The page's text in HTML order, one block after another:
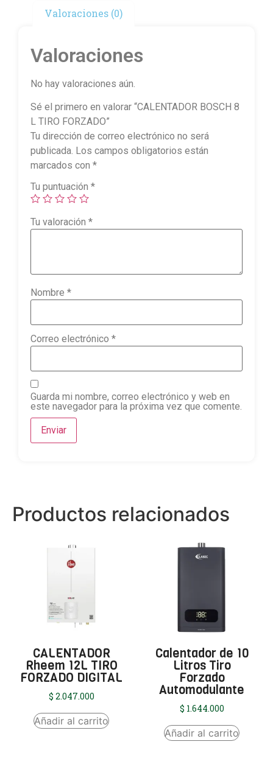
Valoraciones (0)
Valoraciones
No hay valoraciones aún.
Sé el primero en valorar “CALENTADOR BOSCH 8
L TIRO FORZADO”
Tu dirección de correo electrónico no será
publicada. Los campos obligatorios están
marcados con *
Tu puntuación *
Tu valoración *
Nombre *
Correo electrónico *
Guarda mi nombre, correo electrónico y web en
este navegador para la próxima vez que comente.
Productos relacionados
CALENTADOR
Rheem 12L TIRO
FORZADO DIGITAL
$ 2.047.000
Añadir al carrito
Calentador de 10
Litros Tiro
Forzado
Automodulante
$ 1.644.000
Añadir al carrito